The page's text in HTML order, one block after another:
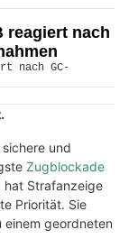
reagiert nach
und
Zugblockade
hat Strafanzeige
Priorität. Sie
einem geordneten